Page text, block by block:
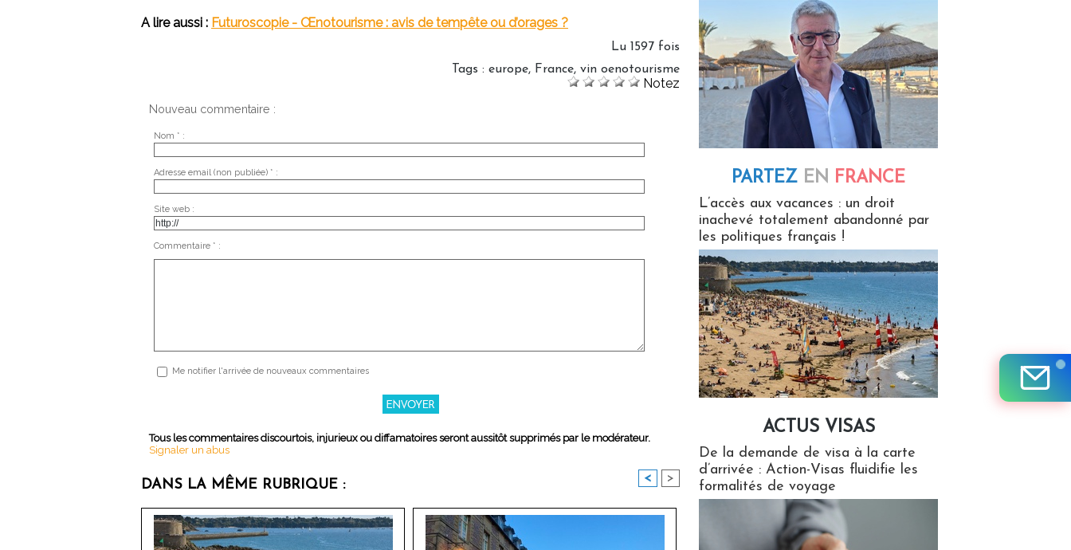
A lire aussi : Futuroscopie - Œnotourisme : avis de tempête ou d’orages ?
Lu 1597 fois
Tags : europe, France, vin oenotourisme
Notez
Nouveau commentaire :
Nom * :
Adresse email (non publiée) * :
Site web :
Commentaire * :
Me notifier l'arrivée de nouveaux commentaires
Tous les commentaires discourtois, injurieux ou diffamatoires seront aussitôt supprimés par le modérateur.
Signaler un abus
DANS LA MÊME RUBRIQUE : < >
PARTEZ EN FRANCE
L’accès aux vacances : un droit
inachevé totalement abandonné par
les politiques français !
ACTUS VISAS
De la demande de visa à la carte
d’arrivée : Action-Visas fluidifie les
formalités de voyage